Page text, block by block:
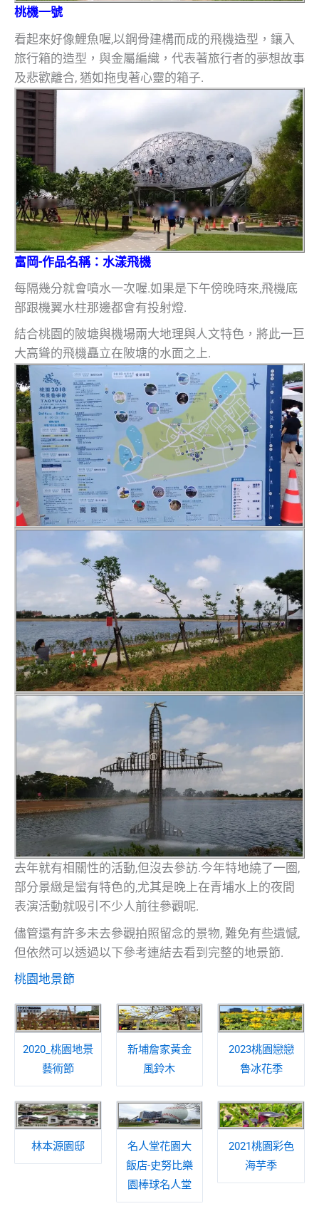
桃機一號
看起來好像鯉魚喔,以鋼骨建構而成的飛機造型，鑲入
旅行箱的造型，與金屬編織，代表著旅行者的夢想故事
及悲歡離合, 猶如拖曳著心靈的箱子.
富岡-作品名稱：水漾飛機
每隔幾分就會噴水一次喔.如果是下午傍晚時來,飛機底
部跟機翼水柱那邊都會有投射燈.
結合桃園的陂塘與機場兩大地理與人文特色，將此一巨
大高聳的飛機矗立在陂塘的水面之上.
去年就有相關性的活動,但沒去參訪.今年特地繞了一圈,
部分景緻是蠻有特色的,尤其是晚上在青埔水上的夜間
表演活動就吸引不少人前往參觀呢.
儘管還有許多未去參觀拍照留念的景物, 難免有些遺憾,
但依然可以透過以下參考連結去看到完整的地景節.
桃園地景節
2020_桃園地景
藝術節
新埔詹家黃金
風鈴木
2023桃園戀戀
魯冰花季
林本源園邸
名人堂花園大
飯店-史努比樂
園棒球名人堂
2021桃園彩色
海芋季